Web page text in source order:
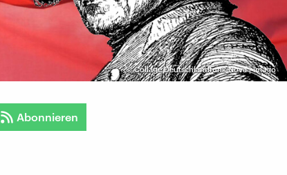
©Collage Deutschlandfunk Nova | imago
Abonnieren